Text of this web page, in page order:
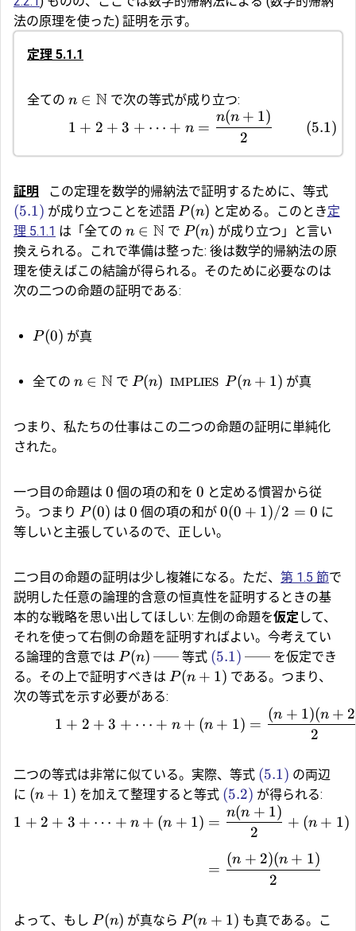
法の原理を使った) 証明を示す。
定理 5.1.1
全ての n ∈ Nで次の等式が成り立つ:
1 + 2 + 3 + ⋯ + n =
2
n(n + 1)
(5.1)
証明 この定理を数学的帰納法で証明するために、等式
(5.1) が成り立つことを述語 P(n) と定める。このとき定
理 5.1.1 は「全ての n ∈ Nで P(n) が成り立つ」と言い
換えられる。これで準備は整った: 後は数学的帰納法の原
理を使えばこの結論が得られる。そのために必要なのは
次の二つの命題の証明である:
P(0) が真
全ての n ∈ Nで P(n) IMPLIES P(n + 1) が真
つまり、私たちの仕事はこの二つの命題の証明に単純化
された。
一つ目の命題は 0 個の項の和を 0 と定める慣習から従
う。つまり P(0) は 0 個の項の和が 0(0 + 1)/2 = 0 に
等しいと主張しているので、正しい。
二つ目の命題の証明は少し複雑になる。ただ、 第 1.5 節で
説明した任意の論理的含意の恒真性を証明するときの基
本的な戦略を思い出してほしい: 左側の命題を仮定 して、
それを使って右側の命題を証明すればよい。今考えてい
る論理的含意では P(n) ── 等式 (5.1) ── を仮定でき
る。その上で証明すべきは P(n + 1) である。つまり、
次の等式を示す必要がある:
1 + 2 + 3 + ⋯ + n + (n + 1) =
2
(n + 1)(n + 2
二つの等式は非常に似ている。実際、等式 (5.1) の両辺
に (n + 1) を加えて整理すると等式 (5.2) が得られる:
1 + 2 + 3 + ⋯ + n + (n + 1) =
2
n(n + 1)
+ (n + 1)
=
2
(n + 2)(n + 1)
よって、もし P(n) が真なら P(n + 1) も真である。こ